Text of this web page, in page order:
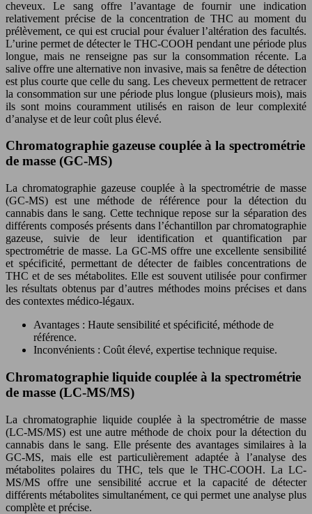
cheveux. Le sang offre l’avantage de fournir une indication
relativement précise de la concentration de THC au moment du
prélèvement, ce qui est crucial pour évaluer l’altération des facultés.
L’urine permet de détecter le THC-COOH pendant une période plus
longue, mais ne renseigne pas sur la consommation récente. La
salive offre une alternative non invasive, mais sa fenêtre de détection
est plus courte que celle du sang. Les cheveux permettent de retracer
la consommation sur une période plus longue (plusieurs mois), mais
ils sont moins couramment utilisés en raison de leur complexité
d’analyse et de leur coût plus élevé.
Chromatographie gazeuse couplée à la spectrométrie
de masse (GC-MS)
La chromatographie gazeuse couplée à la spectrométrie de masse
(GC-MS) est une méthode de référence pour la détection du
cannabis dans le sang. Cette technique repose sur la séparation des
différents composés présents dans l’échantillon par chromatographie
gazeuse, suivie de leur identification et quantification par
spectrométrie de masse. La GC-MS offre une excellente sensibilité
et spécificité, permettant de détecter de faibles concentrations de
THC et de ses métabolites. Elle est souvent utilisée pour confirmer
les résultats obtenus par d’autres méthodes moins précises et dans
des contextes médico-légaux.
Avantages : Haute sensibilité et spécificité, méthode de
référence.
Inconvénients : Coût élevé, expertise technique requise.
Chromatographie liquide couplée à la spectrométrie
de masse (LC-MS/MS)
La chromatographie liquide couplée à la spectrométrie de masse
(LC-MS/MS) est une autre méthode de choix pour la détection du
cannabis dans le sang. Elle présente des avantages similaires à la
GC-MS, mais elle est particulièrement adaptée à l’analyse des
métabolites polaires du THC, tels que le THC-COOH. La LC-
MS/MS offre une sensibilité accrue et la capacité de détecter
différents métabolites simultanément, ce qui permet une analyse plus
complète et précise.